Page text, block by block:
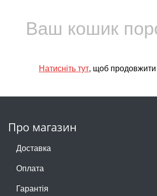
Ваш кошик
Натисніть тут, щоб продовжити
Про магазин
Доставка
Оплата
Гарантія